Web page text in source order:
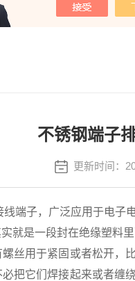
esd20.20 静电咨询 esd咨询
不锈钢端子
更新时间：
线端子，广泛应用于电子
就是一段封在绝缘塑料里
用于紧固或者松开，
把它们焊接起来或者缠